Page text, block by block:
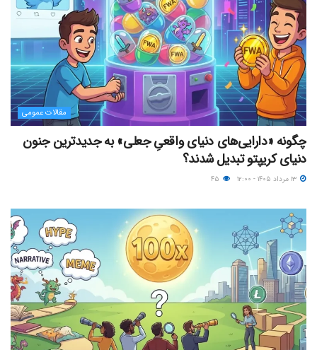
مقالات عمومی
چگونه «دارایی‌های دنیای واقعیِ جعلی» به جدیدترین جنون
دنیای کریپتو تبدیل شدند؟